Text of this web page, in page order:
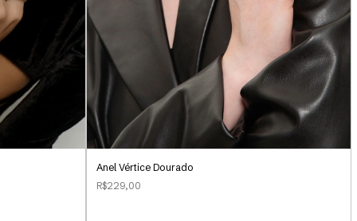
Anel Vértice Dourado
R$229,00